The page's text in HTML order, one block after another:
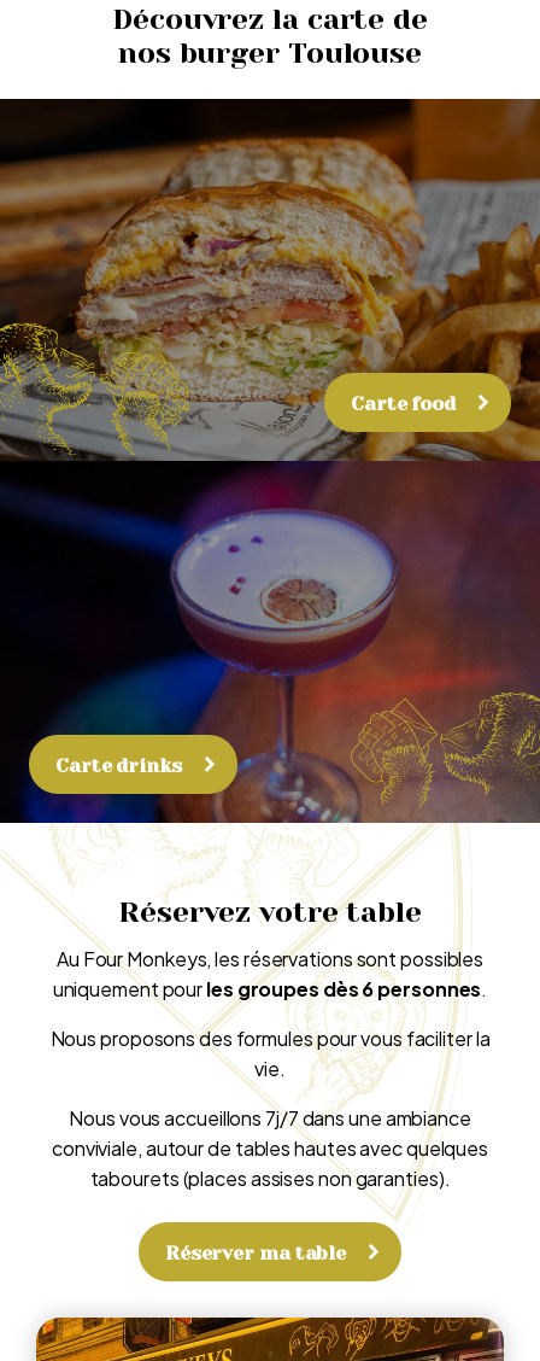
Découvrez la carte de
nos burger Toulouse
Carte food
Carte drinks
Réservez votre table
Au Four Monkeys, les réservations sont possibles
uniquement pourles groupes dès 6 personnes.
Nous proposons des formules pour vous faciliter la
vie.
Nous vous accueillons 7j/7 dans une ambiance
conviviale, autour de tables hautes avec quelques
tabourets (places assises non garanties).
Réserver ma table